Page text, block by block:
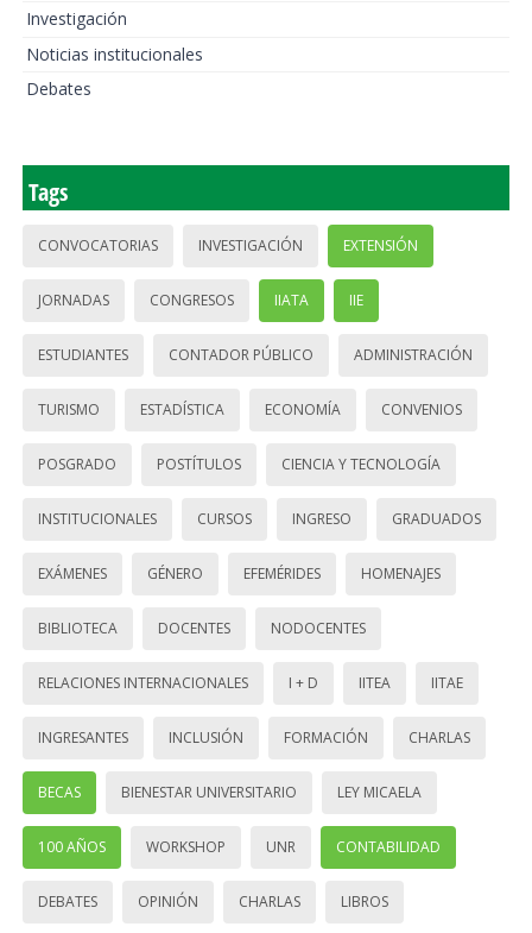
Investigación
Noticias institucionales
Debates
Tags
CONVOCATORIAS INVESTIGACIÓN EXTENSIÓN
JORNADAS CONGRESOS IIATA IIE
ESTUDIANTES CONTADOR PÚBLICO ADMINISTRACIÓN
TURISMO ESTADÍSTICA ECONOMÍA CONVENIOS
POSGRADO POSTÍTULOS CIENCIA Y TECNOLOGÍA
INSTITUCIONALES CURSOS INGRESO GRADUADOS
EXÁMENES GÉNERO EFEMÉRIDES HOMENAJES
BIBLIOTECA DOCENTES NODOCENTES
RELACIONES INTERNACIONALES I + D IITEA IITAE
INGRESANTES INCLUSIÓN FORMACIÓN CHARLAS
BECAS BIENESTAR UNIVERSITARIO LEY MICAELA
100 AÑOS WORKSHOP UNR CONTABILIDAD
DEBATES OPINIÓN CHARLAS LIBROS